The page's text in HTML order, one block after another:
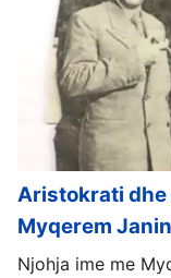
Aristokrati
Myqerem
Njohja ime me